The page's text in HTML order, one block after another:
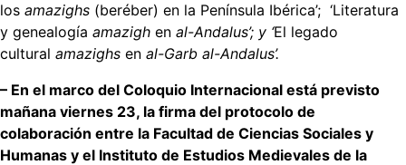
los amazighs (beréber) en la Península Ibérica’; ‘Literatura
y genealogía amazigh en al-Andalus’; y ‘El legado
cultural amazighs en al-Garb al-Andalus’.
– En el marco del Coloquio Internacional está previsto
mañana viernes 23, la firma del protocolo de
colaboración entre la Facultad de Ciencias Sociales y
Humanas y el Instituto de Estudios Medievales de la